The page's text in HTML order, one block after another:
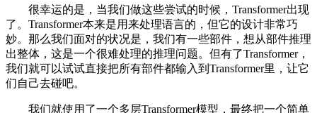
很幸运的是，当我们做这些尝试的时候，Transformer出现
了。Transformer本来是用来处理语言的，但它的设计非常巧
妙。那么我们面对的状况是，我们有一些部件，想从部件推理
出整体，这是一个很难处理的推理问题。但有了Transformer，
我们就可以试试直接把所有部件都输入到Transformer里，让它
们自己去碰吧。
我们就使用了一个多层Transformer模型，最终把一个简单